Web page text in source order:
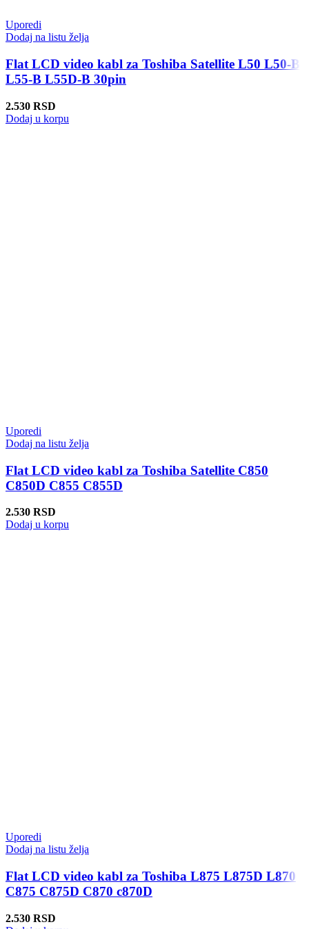
Uporedi
Dodaj na listu želja
Flat LCD video kabl za Toshiba Satellite L50 L50-B
L55-B L55D-B 30pin
2.530 RSD
Dodaj u korpu
Uporedi
Dodaj na listu želja
Flat LCD video kabl za Toshiba Satellite C850
C850D C855 C855D
2.530 RSD
Dodaj u korpu
Uporedi
Dodaj na listu želja
Flat LCD video kabl za Toshiba L875 L875D L870
C875 C875D C870 c870D
2.530 RSD